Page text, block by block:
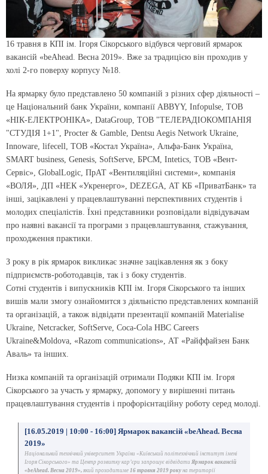
16 травня в КПІ ім. Ігоря Сікорського відбувся черговий ярмарок
вакансій «beAhead. Весна 2019». Вже за традицією він проходив у
холі 2-го поверху корпусу №18.
На ярмарку було представлено 50 компаній з різних сфер діяльності –
це Національний банк України, компанії ABBYY, Infopulse, ТОВ
«НІК-ЕЛЕКТРОНІКА», DataGroup, ТОВ "ТЕЛЕРАДІОКОМПАНІЯ
"СТУДІЯ 1+1", Procter & Gamble, Dentsu Aegis Network Ukraine,
Innoware, lifecell, ТОВ «Костал Україна», Альфа-Банк Україна,
SMART business, Genesis, SoftServe, БРСМ, Intetics, ТОВ «Вент-
Сервіс», GlobalLogic, ПрАТ «Вентиляційні системи», компанія
«ВОЛЯ», ДП «НЕК «Укренерго», DEZEGA, АТ КБ «ПриватБанк» та
інші, зацікавлені у працевлаштуванні перспективних студентів і
молодих спеціалістів. Їхні представники розповідали відвідувачам
про наявні вакансії та програми з працевлаштування, стажування,
проходження практики.
З року в рік ярмарок викликає значне зацікавлення як з боку
підприємств-роботодавців, так і з боку студентів.
Сотні студентів і випускників КПІ ім. Ігоря Сікорського та інших
вишів мали змогу ознайомится з діяльністю представлених компаній
та організацій, а також відвідати презентації компаній Materialise
Ukraine, Netcracker, SoftServe, Coca-Cola HBC Careers
Ukraine&Moldova, «Razom communications», АТ «Райффайзен Банк
Аваль» та інших.
Низка компаній та організацій отримали Подяки КПІ ім. Ігоря
Сікорського за участь у ярмарку, допомогу у вирішенні питань
працевлаштування студентів і профорієнтаційну роботу серед молоді.
[16.05.2019 | 10:00 - 16:00] Ярмарок вакансій «beAhead. Весна
2019»
Національний технічний університет України «Київський політехнічний інститут імені
Ігоря Сікорського» та Центр розвитку кар’єри запрошує відвідати Ярмарок вакансій
«beAhead. Весна 2019», який проходитиме 16 травня 2019 року на території